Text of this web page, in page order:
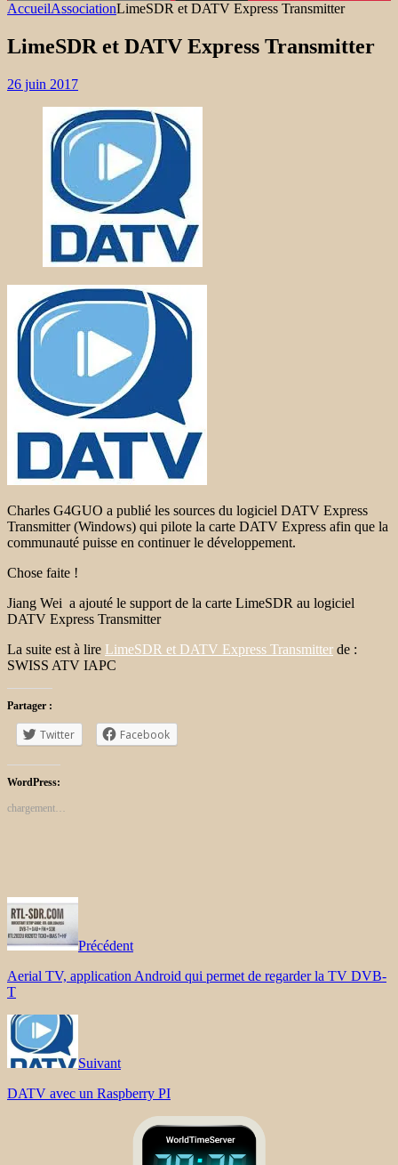
AccueilAssociationLimeSDR et DATV Express Transmitter
LimeSDR et DATV Express Transmitter
26 juin 2017
Charles G4GUO a publié les sources du logiciel DATV Express
Transmitter (Windows) qui pilote la carte DATV Express afin que la
communauté puisse en continuer le développement.
Chose faite !
Jiang Wei a ajouté le support de la carte LimeSDR au logiciel
DATV Express Transmitter
La suite est à lire LimeSDR et DATV Express Transmitter de :
SWISS ATV IAPC
Partager :
Twitter Facebook
WordPress:
chargement…
Précédent
Aerial TV, application Android qui permet de regarder la TV DVB-
T
Suivant
DATV avec un Raspberry PI